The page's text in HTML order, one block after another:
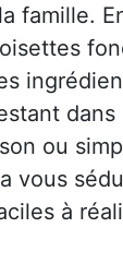
famille.
ou
vous
à